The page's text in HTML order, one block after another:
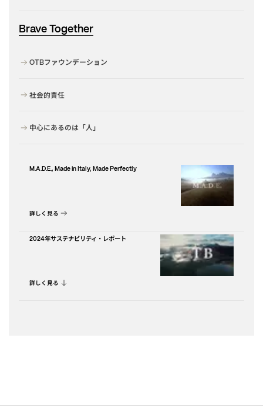
Brave Together
OTBファウンデーション
社会的責任
中心にあるのは「人」
M.A.D.E., Made in Italy, Made Perfectly
詳しく見る
2024年サステナビリティ・レポート
詳しく見る